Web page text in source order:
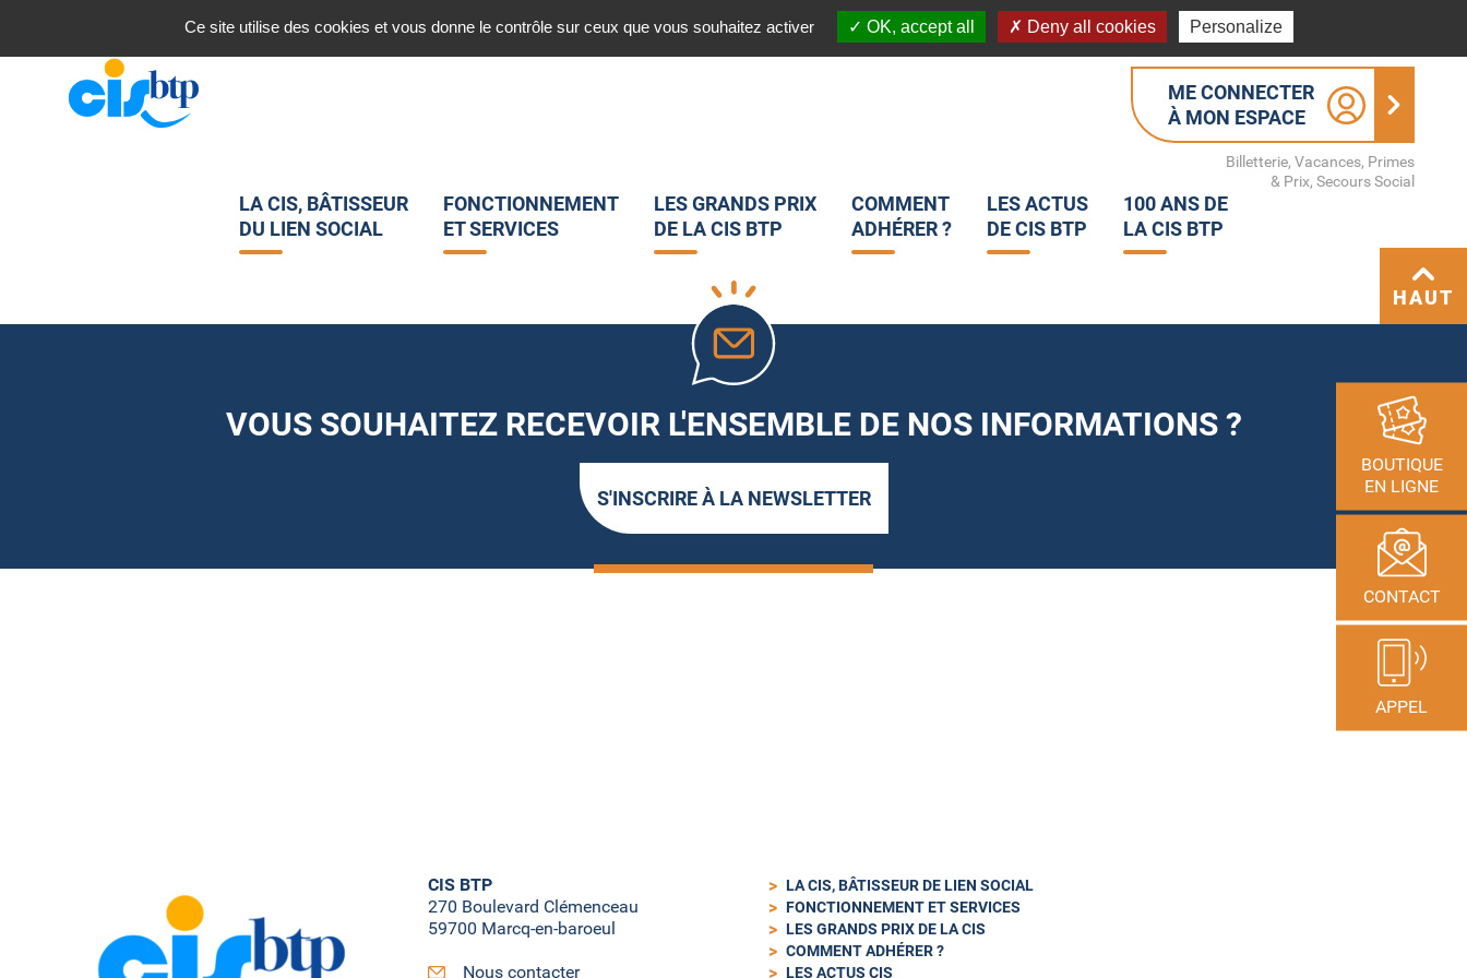
Nous contacter : 03 20 45 82 25 Nous suivre sur les réseaux sociaux :
ME CONNECTER
À MON ESPACE
Billetterie, Vacances, Primes
& Prix, Secours Social
LA CIS, BÂTISSEUR
DU LIEN SOCIAL
FONCTIONNEMENT
ET SERVICES
LES GRANDS PRIX
DE LA CIS BTP
COMMENT
ADHÉRER ?
LES ACTUS
DE CIS BTP
100 ANS DE
LA CIS BTP
BOUTIQUE
EN LIGNE
CONTACT
APPEL
HAUT
VOUS SOUHAITEZ RECEVOIR L'ENSEMBLE DE NOS INFORMATIONS ?
S'INSCRIRE À LA NEWSLETTER
CIS BTP
270 Boulevard Clémenceau
59700 Marcq-en-baroeul
Nous contacter
LA CIS, BÂTISSEUR DE LIEN SOCIAL
FONCTIONNEMENT ET SERVICES
LES GRANDS PRIX DE LA CIS
COMMENT ADHÉRER ?
LES ACTUS CIS
Ce site utilise des cookies et vous donne le contrôle sur ceux que vous souhaitez activer OK, accept all Deny all cookies Personalize